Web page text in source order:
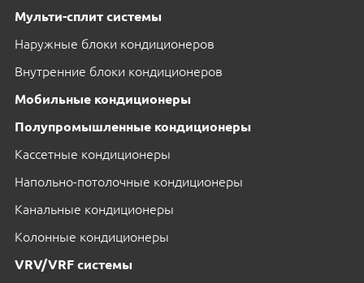
Мульти-сплит системы
Наружные блоки кондиционеров
Внутренние блоки кондиционеров
Мобильные кондиционеры
Полупромышленные кондиционеры
Кассетные кондиционеры
Напольно-потолочные кондиционеры
Канальные кондиционеры
Колонные кондиционеры
VRV/VRF системы